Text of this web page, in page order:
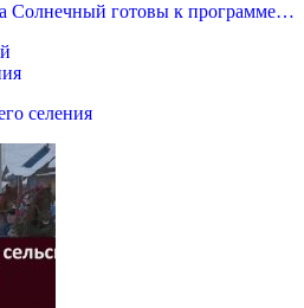
Солнечный готовы к программе…
селения